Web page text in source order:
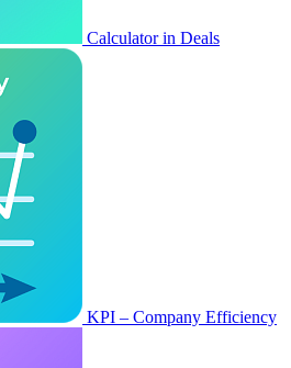
Calculator in Deals
KPI – Company Efficiency